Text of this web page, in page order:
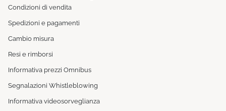
Condizioni di vendita
Spedizioni e pagamenti
Cambio misura
Resi e rimborsi
Informativa prezzi Omnibus
Segnalazioni Whistleblowing
Informativa videosorveglianza